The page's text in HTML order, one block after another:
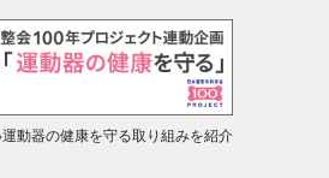
動器の健康を守る取り組みを紹介